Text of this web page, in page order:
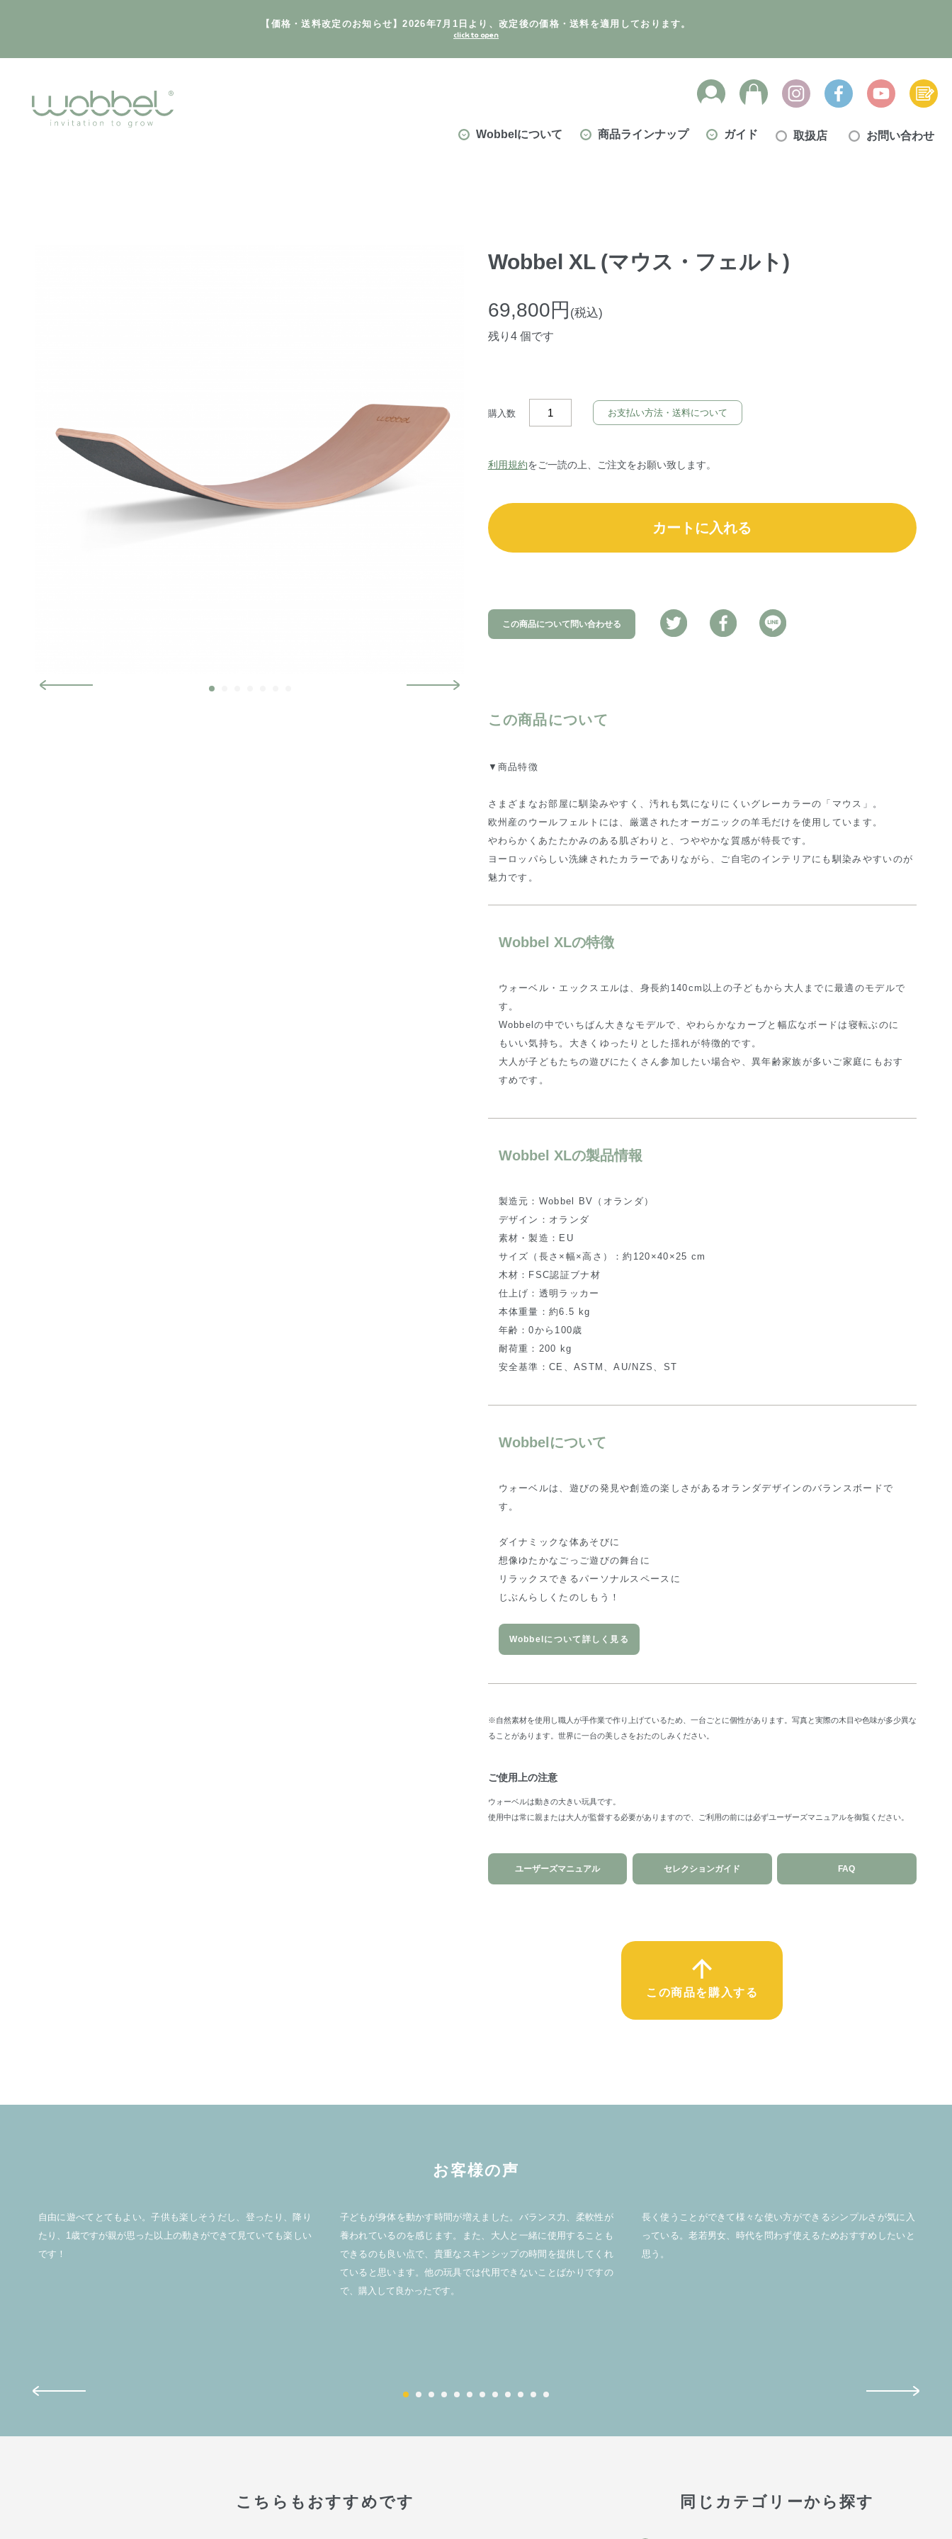
【価格・送料改定のお知らせ】2026年7月1日より、改定後の価格・送料を適用しております。
Wobbelについて 商品ラインナップ ガイド 取扱店 お問い合わせ
Wobbel XL (マウス・フェルト)
69,800円 (税込)
残り4 個です
購入数 お支払い方法・送料について
利用規約をご一読の上、ご注文をお願い致します。
この商品について問い合わせる
この商品について
▼商品特徴
さまざまなお部屋に馴染みやすく、汚れも気になりにくいグレーカラーの「マウス」。
欧州産のウールフェルトには、厳選されたオーガニックの羊毛だけを使用しています。
やわらかくあたたかみのある肌ざわりと、つややかな質感が特長です。
ヨーロッパらしい洗練されたカラーでありながら、ご自宅のインテリアにも馴染みやすいのが
魅力です。
Wobbel XLの特徴
ウォーベル・エックスエルは、身長約140cm以上の子どもから大人までに最適のモデルで
す。
Wobbelの中でいちばん大きなモデルで、やわらかなカーブと幅広なボードは寝転ぶのに
もいい気持ち。大きくゆったりとした揺れが特徴的です。
大人が子どもたちの遊びにたくさん参加したい場合や、異年齢家族が多いご家庭にもおす
すめです。
Wobbel XLの製品情報
製造元：Wobbel BV（オランダ）
デザイン：オランダ
素材・製造：EU
サイズ（長さ×幅×高さ）：約120×40×25 cm
木材：FSC認証ブナ材
仕上げ：透明ラッカー
本体重量：約6.5 kg
年齢：0から100歳
耐荷重：200 kg
安全基準：CE、ASTM、AU/NZS、ST
Wobbelについて
ウォーベルは、遊びの発見や創造の楽しさがあるオランダデザインのバランスボードで
す。
ダイナミックな体あそびに
想像ゆたかなごっご遊びの舞台に
リラックスできるパーソナルスペースに
じぶんらしくたのしもう！
Wobbelについて詳しく見る
※自然素材を使用し職人が手作業で作り上げているため、一台ごとに個性があります。写真と実際の木目や色味が多少異な
ることがあります。世界に一台の美しさをおたのしみください。
ご使用上の注意
ウォーベルは動きの大きい玩具です。
使用中は常に親または大人が監督する必要がありますので、ご利用の前には必ずユーザーズマニュアルを御覧ください。
ユーザーズマニュアル セレクションガイド FAQ
この商品を購入する
お客様の声
自由に遊べてとてもよい。子供も楽しそうだし、登ったり、降り
たり、1歳ですが親が思った以上の動きができて見ていても楽しい
です！
子どもが身体を動かす時間が増えました。バランス力、柔軟性が
養われているのを感じます。また、大人と一緒に使用することも
できるのも良い点で、貴重なスキンシップの時間を提供してくれ
ていると思います。他の玩具では代用できないことばかりですの
で、購入して良かったです。
長く使うことができて様々な使い方ができるシンプルさが気に入
っている。老若男女、時代を問わず使えるためおすすめしたいと
思う。
こちらもおすすめです 同じカテゴリーから探す